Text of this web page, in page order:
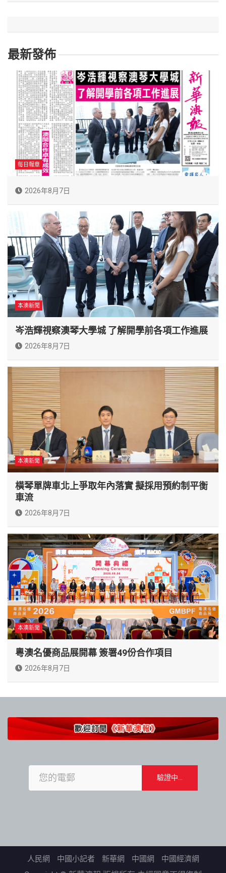
最新發佈
每日報章
2026年8月7日
本澳新聞
岑浩輝視察澳琴大學城 了解開學前各項工作進展
2026年8月7日
本澳新聞
橫琴單牌車北上爭取年內落實 擬採用預約制平衡
車流
2026年8月7日
本澳新聞
粵澳名優商品展開幕 簽署49份合作項目
2026年8月7日
人民網 中國小記者 新華網 中國網 中國經濟網